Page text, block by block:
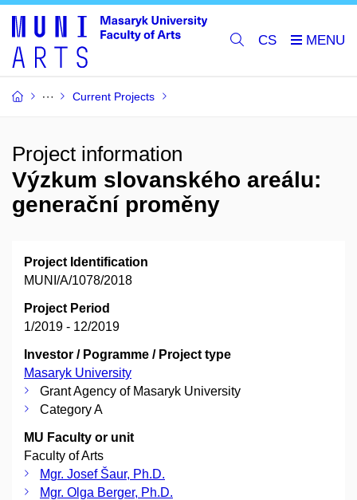
CS
Current Projects
Project information
Výzkum slovanského areálu:
generační proměny
Project Identification
MUNI/A/1078/2018
Project Period
1/2019 - 12/2019
Investor / Pogramme / Project type
Masaryk University
Grant Agency of Masaryk University
Category A
MU Faculty or unit
Faculty of Arts
Mgr. Josef Šaur, Ph.D.
Mgr. Olga Berger, Ph.D.